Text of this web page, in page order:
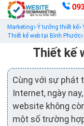
Marketing Ý tưởng thiết kế
Thiết kế web tại Bình Phước
Thiết kế
Cùng với sự phát
Internet, ngày
website không
một số trường